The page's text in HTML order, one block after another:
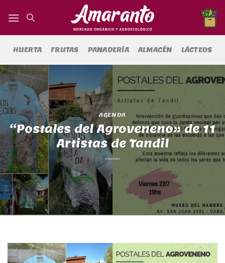
HUERTA FRUTAS PANADERÍA ALMACÉN LÁCTEOS
AGENDA
“Postales del Agroveneno» de 11
Artistas de Tandil